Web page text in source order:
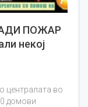
ПОЖАР
некој
централата во
домови